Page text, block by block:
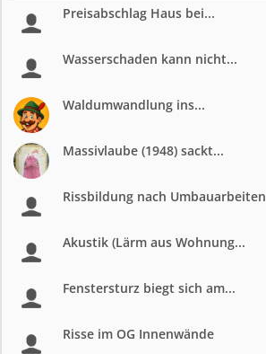
Preisabschlag Haus bei...
Wasserschaden kann nicht...
Waldumwandlung ins...
Massivlaube (1948) sackt...
Rissbildung nach Umbauarbeiten
Akustik (Lärm aus Wohnung...
Fenstersturz biegt sich am...
Risse im OG Innenwände